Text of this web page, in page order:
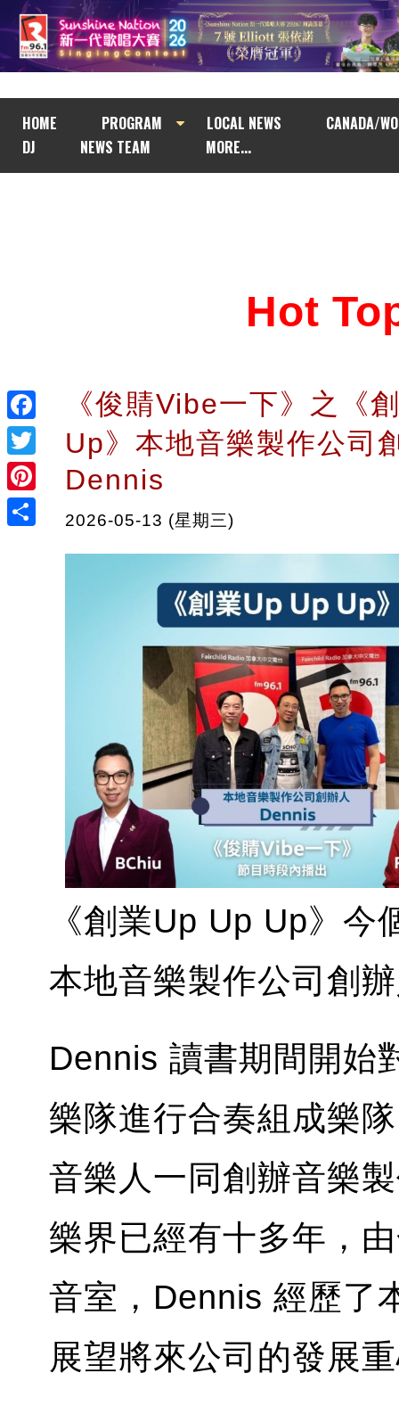
HOME PROGRAM LOCAL NEWS
CANADA/
DJ
NEWS TEAM MORE...
Facebook
Twitter
Pinterest
Hot
《俊䝼Vibe一下》之《
Up》本地音樂製作公司
Dennis
2026-05-13 (星期三)
《創業Up Up Up》
本地音樂製作公司創
Dennis 讀書期間開始
樂隊進行合奏組成樂
音樂人一同創辦音樂
樂界已經有十多年，
音室，Dennis 經歷了
展望將來公司的發展